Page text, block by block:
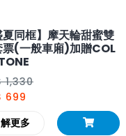
夏同框】摩天輪甜蜜雙
票(一般車廂)加贈COL
1,330
699
更多